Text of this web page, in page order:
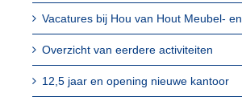
Vacatures bij Hou van Hout Meubel-
Overzicht van eerdere activiteiten
12,5 jaar en opening nieuwe kantoor